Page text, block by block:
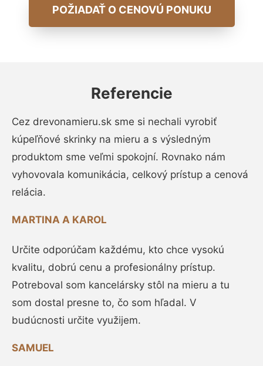
POŽIADAŤ O CENOVÚ PONUKU
Referencie
Cez drevonamieru.sk sme si nechali vyrobiť
kúpeľňové skrinky na mieru a s výsledným
produktom sme veľmi spokojní. Rovnako nám
vyhovovala komunikácia, celkový prístup a cenová
relácia.
MARTINA A KAROL
Určite odporúčam každému, kto chce vysokú
kvalitu, dobrú cenu a profesionálny prístup.
Potreboval som kancelársky stôl na mieru a tu
som dostal presne to, čo som hľadal. V
budúcnosti určite využijem.
SAMUEL